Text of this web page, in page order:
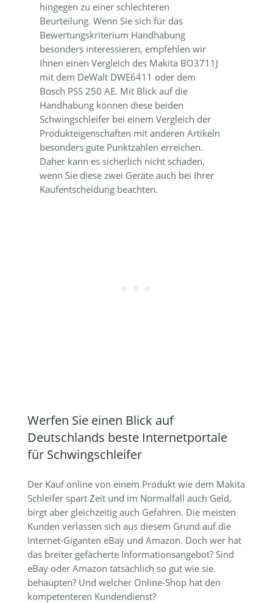
hingegen zu einer schlechteren
Beurteilung. Wenn Sie sich für das
Bewertungskriterium Handhabung
besonders interessieren, empfehlen wir
Ihnen einen Vergleich des Makita BO3711J
mit dem DeWalt DWE6411 oder dem
Bosch PSS 250 AE. Mit Blick auf die
Handhabung können diese beiden
Schwingschleifer bei einem Vergleich der
Produkteigenschaften mit anderen Artikeln
besonders gute Punktzahlen erreichen.
Daher kann es sicherlich nicht schaden,
wenn Sie diese zwei Geräte auch bei Ihrer
Kaufentscheidung beachten.
Werfen Sie einen Blick auf
Deutschlands beste Internetportale
für Schwingschleifer
Der Kauf online von einem Produkt wie dem Makita
Schleifer spart Zeit und im Normalfall auch Geld,
birgt aber gleichzeitig auch Gefahren. Die meisten
Kunden verlassen sich aus diesem Grund auf die
Internet-Giganten eBay und Amazon. Doch wer hat
das breiter gefächerte Informationsangebot? Sind
eBay oder Amazon tatsächlich so gut wie sie
behaupten? Und welcher Online-Shop hat den
kompetenteren Kundendienst?